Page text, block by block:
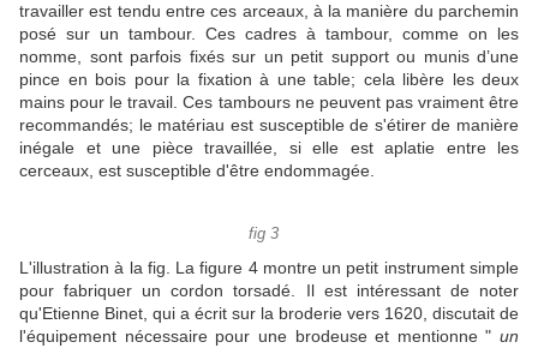
travailler est tendu entre ces arceaux, à la manière du parchemin
posé sur un tambour.
Ces cadres à tambour, comme on les
nomme, sont parfois fixés sur un petit support ou munis d’une
pince en bois pour la fixation à une table; cela libère les deux
mains pour le travail. Ces tambours ne peuvent pas vraiment être
recommandés; le matériau est susceptible de s'étirer de manière
inégale et une pièce travaillée, si elle est aplatie entre les
cerceaux, est susceptible d'être endommagée.
fig 3
L'illustration à la fig.
La figure 4 montre un petit instrument simple
pour fabriquer un cordon torsadé.
Il est intéressant de noter
qu'Etienne Binet, qui a écrit sur la broderie vers 1620, discutait de
l'équipement nécessaire pour une brodeuse et mentionne " un